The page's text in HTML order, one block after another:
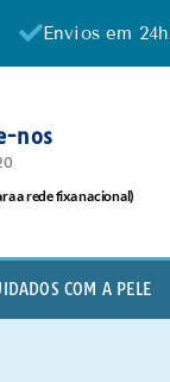
Envios em
nos
a rede fixa nacional)
COM A PELE